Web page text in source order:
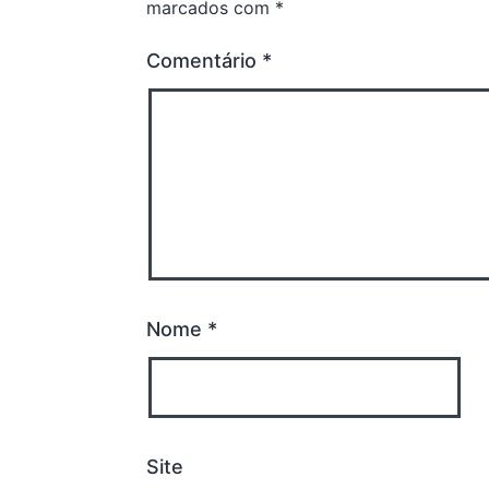
marcados com *
Comentário *
Nome *
Site